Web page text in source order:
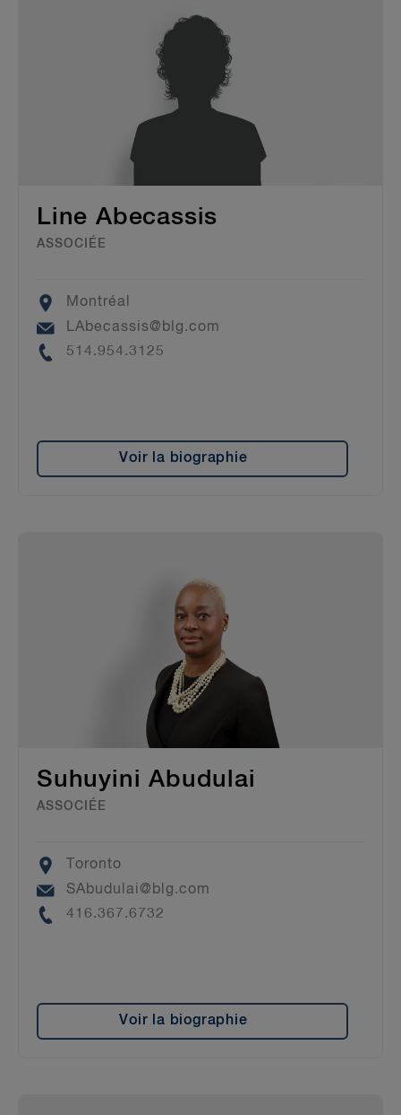
Line Abecassis
ASSOCIÉE
Location
Montréal
Email
LAbecassis@blg.com
Phone
514.954.3125
Voir la biographie
Suhuyini Abudulai
ASSOCIÉE
Location
Toronto
Email
SAbudulai@blg.com
Phone
416.367.6732
Voir la biographie